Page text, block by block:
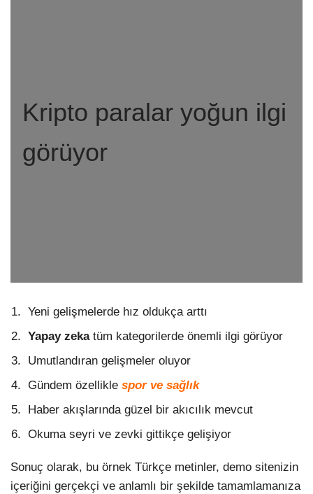
Kripto paralar yoğun ilgi
görüyor
Yeni gelişmelerde hız oldukça arttı
Yapay zekatüm kategorilerde önemli ilgi görüyor
Umutlandıran gelişmeler oluyor
Gündem özellikle spor ve sağlık
Haber akışlarında güzel bir akıcılık mevcut
Okuma seyri ve zevki gittikçe gelişiyor
Sonuç olarak, bu örnek Türkçe metinler, demo sitenizin
içeriğini gerçekçi ve anlamlı bir şekilde tamamlamanıza